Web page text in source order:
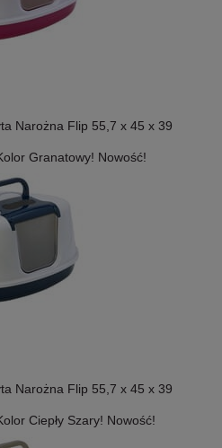
Narożna Flip 55,7 x 45 x 39
Granatowy! Nowość!
Narożna Flip 55,7 x 45 x 39
Ciepły Szary! Nowość!